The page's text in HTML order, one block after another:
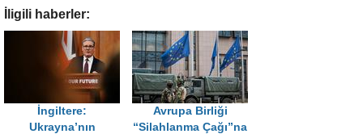
İligili haberler:
İngiltere:
Ukrayna’nın
Avrupa Birliği
“Silahlanma Çağı”na